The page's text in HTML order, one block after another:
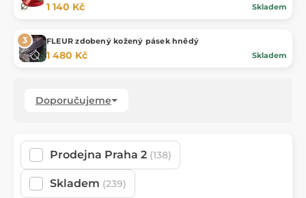
1 140 Kč Skladem
FLEUR zdobený kožený pásek hnědý
1 480 Kč Skladem
Doporučujeme
Prodejna Praha 2 (138)
Skladem (239)